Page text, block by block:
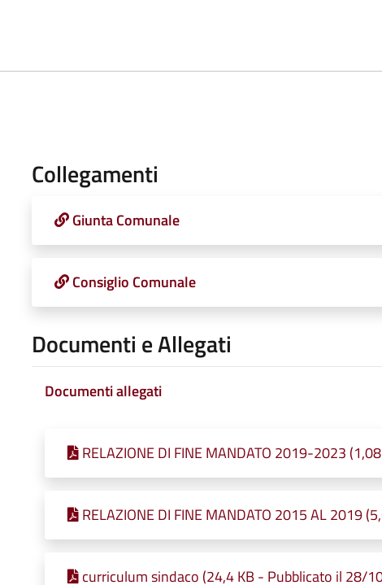
Collegamenti
Giunta Comunale
Consiglio Comunale
Documenti e Allegati
Documenti allegati
RELAZIONE DI FINE MANDATO 2019-2023
RELAZIONE DI FINE MANDATO 2015 AL 2019
curriculum sindaco (24,4 KB - Pubblicato il 28/